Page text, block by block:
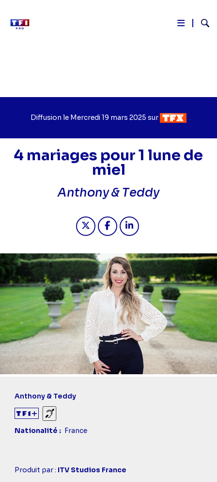
Diffusion le Jour
diffusion
Mercredi 19 mars 2025 sur Chaîne
diffusion
4 mariages pour 1 lune de
miel
Anthony & Teddy
Partager "2025-03-19 17:20 - 4
Partager "2025-03-19 17:20
Anthony & Teddy
Sourds et malentendants
Nationalité
France
Casting
Produit par : ITV Studios France